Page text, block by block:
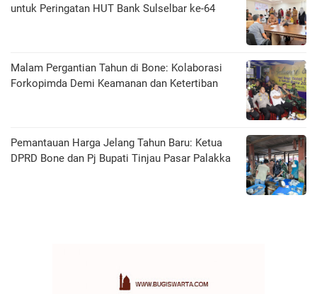
untuk Peringatan HUT Bank Sulselbar ke-64
Malam Pergantian Tahun di Bone: Kolaborasi
Forkopimda Demi Keamanan dan Ketertiban
Pemantauan Harga Jelang Tahun Baru: Ketua
DPRD Bone dan Pj Bupati Tinjau Pasar Palakka